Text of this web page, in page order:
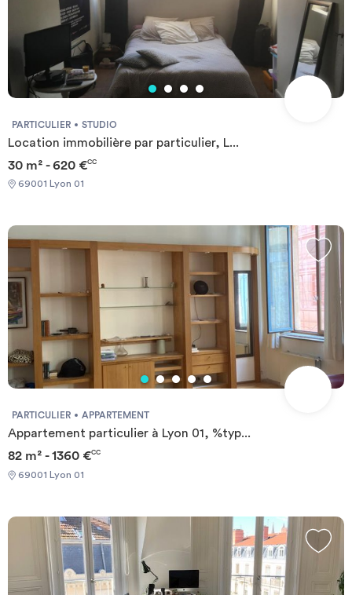
PARTICULIER STUDIO
Location immobilière par particulier, L...
30 m² - 620 €CC
69001 Lyon 01
PARTICULIER APPARTEMENT
Appartement particulier à Lyon 01, %typ...
82 m² - 1360 €CC
69001 Lyon 01